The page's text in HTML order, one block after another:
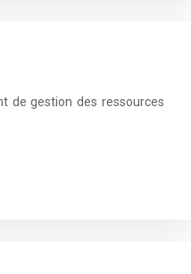
de gestion des ressources